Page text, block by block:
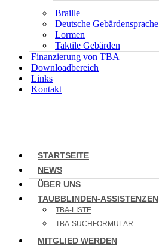
Braille
Deutsche Gebärdensprache
Lormen
Taktile Gebärden
Finanzierung von TBA
Downloadbereich
Links
Kontakt
STARTSEITE
NEWS
ÜBER UNS
TAUBBLINDEN-ASSISTENZEN
TBA-LISTE
TBA-SUCHFORMULAR
MITGLIED WERDEN